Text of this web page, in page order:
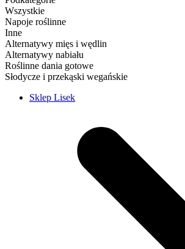
Wszystkie
Napoje roślinne
Inne
Alternatywy mięs i wędlin
Alternatywy nabiału
Roślinne dania gotowe
Słodycze i przekąski wegańskie
Sklep Lisek